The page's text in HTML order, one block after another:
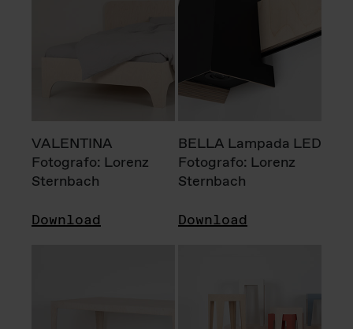
VALENTINA
Fotografo: Lorenz
Sternbach
Download
BELLA Lampada LED
Fotografo: Lorenz
Sternbach
Download